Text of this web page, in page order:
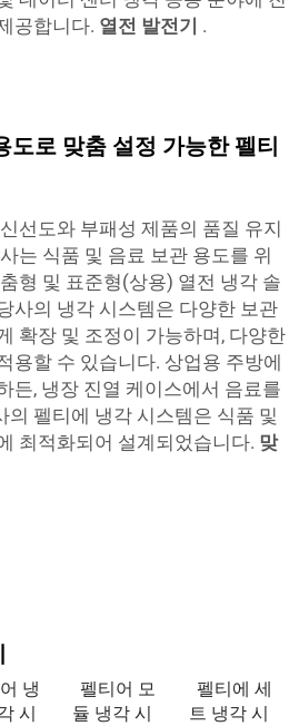
공합니다. 열전 발전기 .
도로 맞춤 설정 가능한 펠티
선도와 부패성 제품의 품질 유지
는 식품 및 음료 보관 용도를 위
형 및 표준형(상용) 열전 냉각 솔
사의 냉각 시스템은 다양한 보관
확장 및 조정이 가능하며, 다양한
용할 수 있습니다. 상업용 주방에
든, 냉장 진열 케이스에서 음료를
펠티에 냉각 시스템은 식품 및
최적화되어 설계되었습니다. 맞
냉
시
펠티어 모
듈 냉각 시
펠티에 세
트 냉각 시